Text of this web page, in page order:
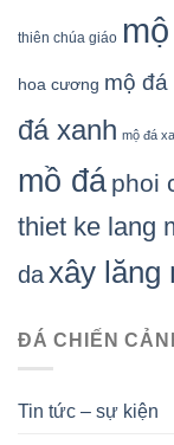
thiên chúa giáo
hoa cương mộ
đá xanh mộ đá
mồ đá phoi
thiet ke lang
daxây lăng
ĐÁ CHIẾN
Tin tức – sự kiện